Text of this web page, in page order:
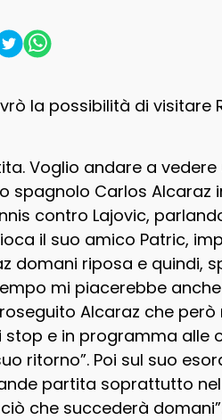
la possibilità di visitare
Voglio andare a
spagnolo Carlos
contro Lajovic,
il suo amico Patric,
domani riposa e quindi,
mi piacerebbe
Alcaraz che
e in programma alle
ritorno”. Poi sul suo
partita soprattutto
che succederà